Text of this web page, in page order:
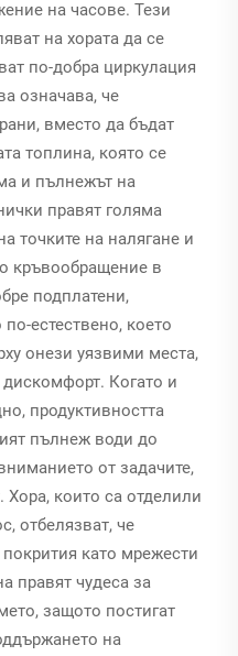
на часове. Тези
на хората да се
по-добра циркулация
означава, че
вместо да бъдат
топлина, която се
и пълнежът на
правят голяма
точките на налягане и
кръвообращение в
подплатени,
естествено, което
онези уязвими места,
Когато и
продуктивността
пълнеж води до
от задачите,
Хора, които са отделили
отбелязват, че
като мрежести
правят чудеса за
защото постигат
на